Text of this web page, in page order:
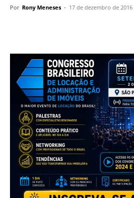
Por Rony Meneses - 17 de dezembro de 2016